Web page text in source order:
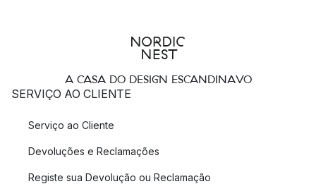
A CASA DO DESIGN ESCANDINAVO
SERVIÇO AO CLIENTE
Serviço ao Cliente
Devoluções e Reclamações
Registe sua Devolução ou Reclamação